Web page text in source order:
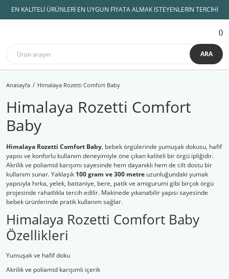
EN KALİTELİ ÜRÜNLERİ EN UYGUN FİYATA ALMAK İSTEYENLERİN TERCİHİ
ARA
Anasayfa Himalaya Rozetti Comfort Baby
Himalaya Rozetti Comfort
Baby
Himalaya Rozetti Comfort Baby, bebek örgülerinde yumuşak dokusu, hafif
yapısı ve konforlu kullanım deneyimiyle öne çıkan kaliteli bir örgü ipliğidir.
Akrilik ve poliamid karışımı sayesinde hem dayanıklı hem de cilt dostu bir
kullanım sunar. Yaklaşık 100 gram ve 300 metre uzunluğundaki yumak
yapısıyla hırka, yelek, battaniye, bere, patik ve amigurumi gibi birçok örgü
projesinde rahatlıkla tercih edilir. Makinede yıkanabilir yapısı sayesinde
bebek ürünlerinde pratik kullanım sağlar.
Himalaya Rozetti Comfort Baby
Özellikleri
Yumuşak ve hafif doku
Akrilik ve poliamid karışımlı içerik